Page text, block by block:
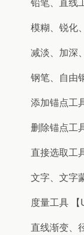
模糊、锐化、
减淡、加深、
钢笔、自由钢
添加锚点工具
删除锚点工具
直接选取工具
文字、文字蒙
度量工具 【U
直线渐变、径